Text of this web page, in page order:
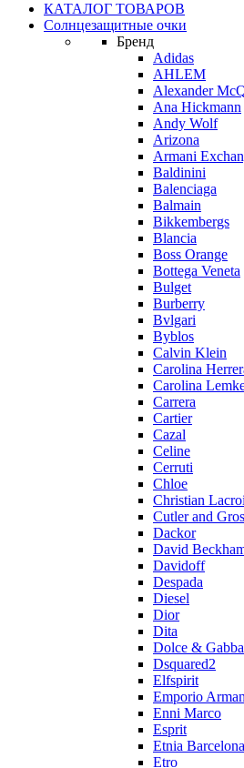
КАТАЛОГ ТОВАРОВ
Солнцезащитные очки
Бренд
Adidas
AHLEM
Alexander
Ana Hickmann
Andy Wolf
Arizona
Armani
Baldinini
Balenciaga
Balmain
Bikkembergs
Blancia
Boss Orange
Bottega Veneta
Bulget
Burberry
Bvlgari
Byblos
Calvin Klein
Carolina
Carolina
Carrera
Cartier
Cazal
Celine
Cerruti
Chloe
Christian
Cutler and
Dackor
David
Davidoff
Despada
Diesel
Dior
Dita
Dolce &
Dsquared2
Elfspirit
Emporio
Enni Marco
Esprit
Etnia Barcelona
Etro